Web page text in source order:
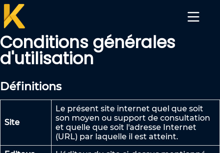
Conditions générales
d'utilisation
Définitions
Site
Le présent site internet quel que soit
son moyen ou support de consultation
et quelle que soit l'adresse Internet
(URL) par laquelle il est atteint.